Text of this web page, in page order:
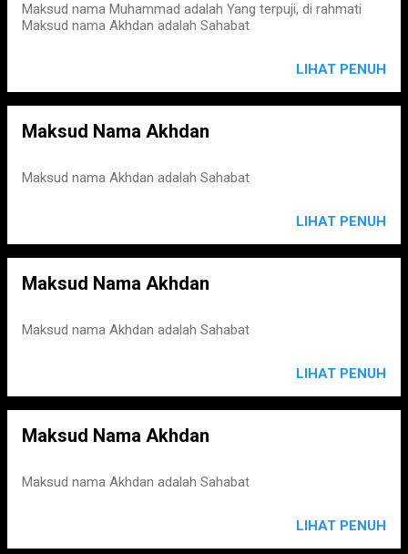
Maksud nama Muhammad adalah Yang terpuji, di rahmati
Maksud nama Akhdan adalah Sahabat
LIHAT PENUH
Maksud Nama Akhdan
Maksud nama Akhdan adalah Sahabat
LIHAT PENUH
Maksud Nama Akhdan
Maksud nama Akhdan adalah Sahabat
LIHAT PENUH
Maksud Nama Akhdan
Maksud nama Akhdan adalah Sahabat
LIHAT PENUH